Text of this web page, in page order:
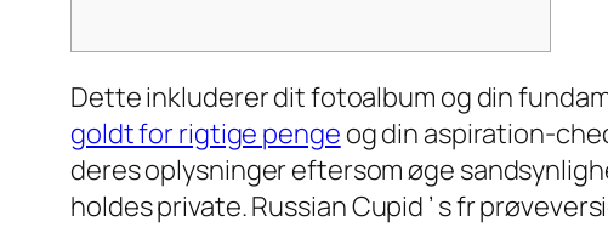
Dette inkluderer dit fotoalbum og din
goldt for rigtige penge og din aspiration-
deres oplysninger eftersom øge
holdes private.Russian Cupid ’ s fr